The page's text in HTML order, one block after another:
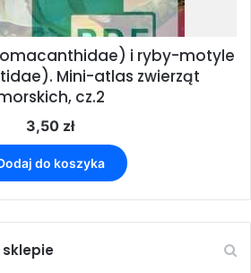
i ryby-motyle
Mini-atlas zwierząt
cz.2
3,50 zł
do koszyka